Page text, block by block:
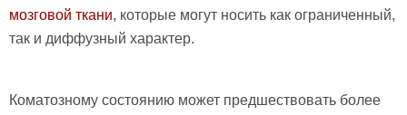
мозговой ткани, которые могут носить как ограниченный,
так и диффузный характер.
Коматозному состоянию может предшествовать более